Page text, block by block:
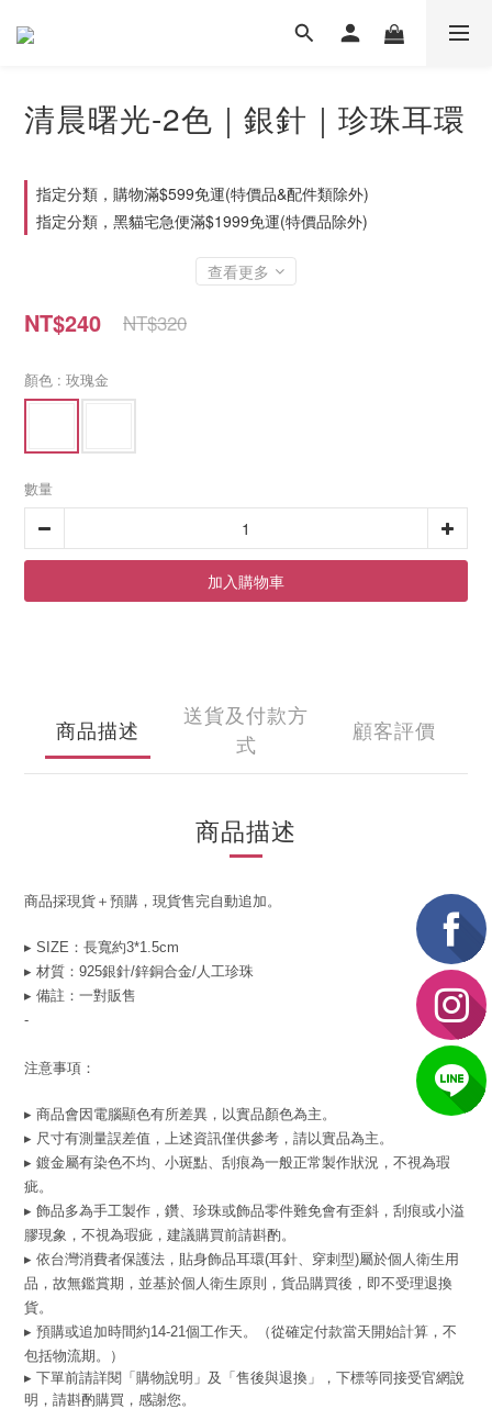
清晨曙光-2色｜銀針｜珍珠耳環
指定分類，購物滿$599免運(特價品&配件類除外)
指定分類，黑貓宅急便滿$1999免運(特價品除外)
查看更多
NT$240 NT$320
顏色 : 玫瑰金
數量
加入購物車
商品描述
送貨及付款方
式
顧客評價
商品描述
商品採現貨＋預購，現貨售完自動追加。
▸ SIZE：長寬約3*1.5cm
▸ 材質：925銀針/鋅銅合金/人工珍珠
▸ 備註：一對販售
-
注意事項：
▸ 商品會因電腦顯色有所差異，以實品顏色為主。
▸ 尺寸有測量誤差值，上述資訊僅供參考，請以實品為主。
▸ 鍍金屬有染色不均、小斑點、刮痕為一般正常製作狀況，不視為瑕
疵。
▸ 飾品多為手工製作，鑽、珍珠或飾品零件難免會有歪斜，刮痕或小溢
膠現象，不視為瑕疵，建議購買前請斟酌。
▸ 依台灣消費者保護法，貼身飾品耳環(耳針、穿刺型)屬於個人衛生用
品，故無鑑賞期，並基於個人衛生原則，貨品購買後，即不受理退換
貨。
▸ 預購或追加時間約14-21個工作天。（從確定付款當天開始計算，不
包括物流期。）
▸ 下單前請詳閱「購物說明」及「售後與退換」，下標等同接受官網說
明，請斟酌購買，感謝您。